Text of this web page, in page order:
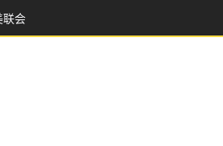
联会